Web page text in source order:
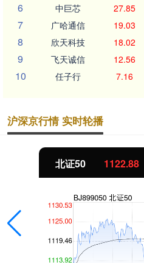
6 中巨芯 27.85
7 广哈通信 19.03
8 欣天科技 18.02
9 飞天诚信 12.56
10 任子行 7.16
沪深京行情 实时轮播
北证50 1122.88